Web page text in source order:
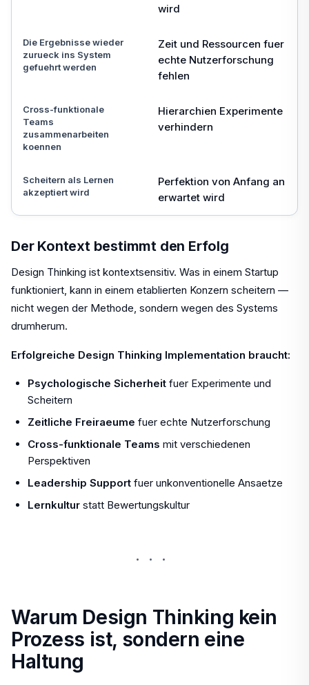
wird
Die Ergebnisse wieder
zurueck ins System
gefuehrt werden
Zeit und Ressourcen fuer
echte Nutzerforschung
fehlen
Cross-funktionale
Teams
zusammenarbeiten
koennen
Hierarchien Experimente
verhindern
Scheitern als Lernen
akzeptiert wird
Perfektion von Anfang an
erwartet wird
Der Kontext bestimmt den Erfolg
Design Thinking ist kontextsensitiv. Was in einem Startup
funktioniert, kann in einem etablierten Konzern scheitern —
nicht wegen der Methode, sondern wegen des Systems
drumherum.
Erfolgreiche Design Thinking Implementation braucht:
Psychologische Sicherheit fuer Experimente und
Scheitern
Zeitliche Freiraeume fuer echte Nutzerforschung
Cross-funktionale Teams mit verschiedenen
Perspektiven
Leadership Support fuer unkonventionelle Ansaetze
Lernkultur statt Bewertungskultur
···
Warum Design Thinking kein
Prozess ist, sondern eine
Haltung